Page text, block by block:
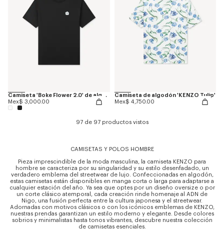
Camiseta 'Boke Flower 2.0' de algodón
Mex$ 3,000.00
Camiseta de algodón 'KENZO Tulip'
Mex$ 4,750.00
97 de 97 productos vistos
CAMISETAS Y POLOS HOMBRE
Pieza imprescindible de la moda masculina, la camiseta KENZO para
hombre se caracteriza por su singularidad y su estilo desenfadado, un
verdadero emblema del streetwear de lujo. Confeccionadas en algodón,
estas camisetas están disponibles en manga corta o larga para adaptarse a
cualquier estación del año. Ya sea que optes por un diseño oversize o por
un corte clásico atemporal, cada creación rinde homenaje al ADN de
Nigo, una fusión perfecta entre la cultura japonesa y el streetwear.
Adornadas con motivos clásicos o con los icónicos emblemas de KENZO,
nuestras prendas garantizan un estilo moderno y elegante. Desde colores
sobrios y minimalistas hasta tonos vibrantes, descubre nuestra colección
de camisetas esenciales.